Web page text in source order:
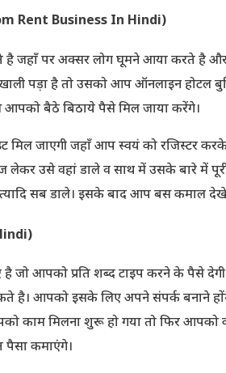
Rent Business In Hindi)
है जहाँ पर अक्सर लोग घूमने आया करते है
पड़ा है तो उसको आप ऑनलाइन होटल
बैठे बिठाये पैसे मिल जाया करेंगे।
जाएगी जहाँ आप स्वयं को रजिस्टर
लेकर उसे वहां डाले व साथ में उसके बारे में
सब डाले। इसके बाद आप बस कमाल
जो आपको प्रति शब्द टाइप करने के पैसे
है। आपको इसके लिए अपने संपर्क बनाने
काम मिलना शुरू हो गया तो फिर आपको
पैसा कमाएंगे।